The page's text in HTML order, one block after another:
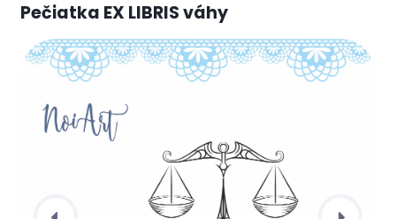
Pečiatka EX LIBRIS váhy